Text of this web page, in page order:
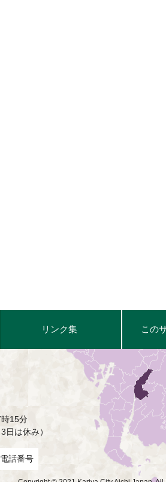
リンク集 この
15分
日は休み）
話番号